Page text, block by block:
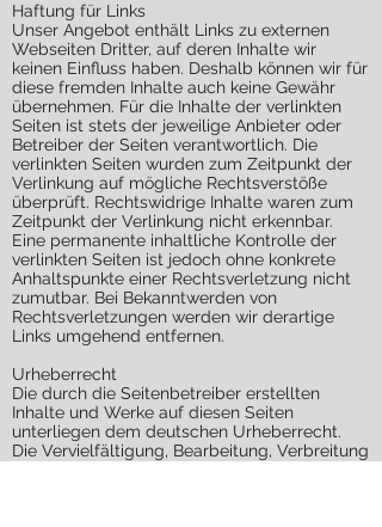
Haftung für Links
Unser Angebot enthält Links zu externen
Webseiten Dritter, auf deren Inhalte wir
keinen Einfluss haben. Deshalb können wir für
diese fremden Inhalte auch keine Gewähr
übernehmen. Für die Inhalte der verlinkten
Seiten ist stets der jeweilige Anbieter oder
Betreiber der Seiten verantwortlich. Die
verlinkten Seiten wurden zum Zeitpunkt der
Verlinkung auf mögliche Rechtsverstöße
überprüft. Rechtswidrige Inhalte waren zum
Zeitpunkt der Verlinkung nicht erkennbar.
Eine permanente inhaltliche Kontrolle der
verlinkten Seiten ist jedoch ohne konkrete
Anhaltspunkte einer Rechtsverletzung nicht
zumutbar. Bei Bekanntwerden von
Rechtsverletzungen werden wir derartige
Links umgehend entfernen.
Urheberrecht
Die durch die Seitenbetreiber erstellten
Inhalte und Werke auf diesen Seiten
unterliegen dem deutschen Urheberrecht.
Die Vervielfältigung, Bearbeitung, Verbreitung